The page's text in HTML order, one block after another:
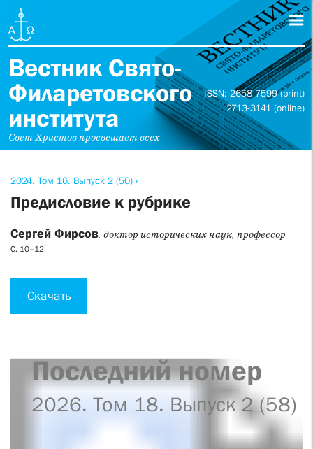
Вестник Свято-
Филаретовского
института
Свет Христов просвещает всех
ISSN: 2658-7599 (print)
2713-3141 (online)
2024. Том 16. Выпуск 2 (50) »
Предисловие к рубрике
Сергей Фирсов, доктор исторических наук, профессор
С. 10–12
Скачать
Последний номер
2026. Том 18. Выпуск 2 (58)